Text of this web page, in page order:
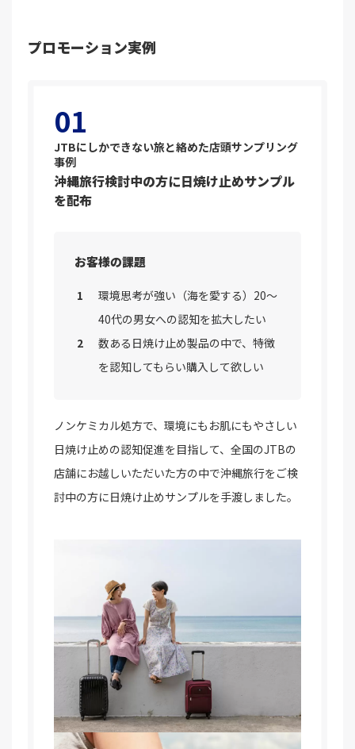
プロモーション実例
01
JTBにしかできない旅と絡めた店頭サンプリング
事例
沖縄旅行検討中の方に日焼け止めサンプル
を配布
お客様の課題
環境思考が強い（海を愛する）20～
40代の男女への認知を拡大したい
数ある日焼け止め製品の中で、特徴
を認知してもらい購入して欲しい
ノンケミカル処方で、環境にもお肌にもやさしい
日焼け止めの認知促進を目指して、全国のJTBの
店舗にお越しいただいた方の中で沖縄旅行をご検
討中の方に日焼け止めサンプルを手渡しました。